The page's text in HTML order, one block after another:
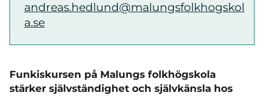
andreas.hedlund@malungsfolkhogskol
a.se
Funkiskursen på Malungs folkhögskola
stärker självständighet och självkänsla hos